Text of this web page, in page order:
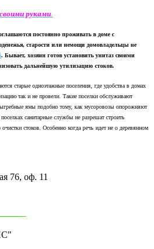
руками.
постоянно проживать в доме с
старости или немощи домовладельцы не
. Бывает, хозяин готов установить унитаз своими
дальнейшую утилизацию стоков.
старые одноэтажные поселения, где удобства в домах
так и не провели. Такие поселки обслуживают
ямы подобно тому, как мусоровозы опорожняют
санитарные службы не разрешат строить
стоков. Особенно когда речь идет не о деревянном
76, оф. 11